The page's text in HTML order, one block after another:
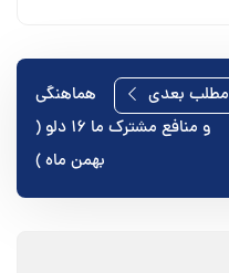
مطلب بعدی
هماهنگی
و منافع مشترک ما ۱۶ دلو (
بهمن ماه )